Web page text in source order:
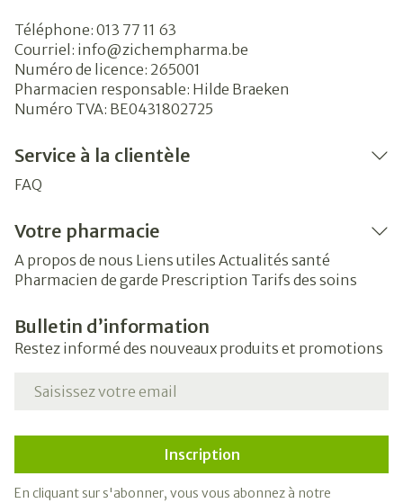
Téléphone: 013 77 11 63
Courriel: info@zichempharma.be
Numéro de licence: 265001
Pharmacien responsable: Hilde Braeken
Numéro TVA: BE0431802725
Service à la clientèle
FAQ
Votre pharmacie
A propos de nous Liens utiles Actualités santé
Pharmacien de garde Prescription Tarifs des soins
Bulletin d’information
Restez informé des nouveaux produits et promotions
Adresse mail
Inscription
En cliquant sur s'abonner, vous vous abonnez à notre